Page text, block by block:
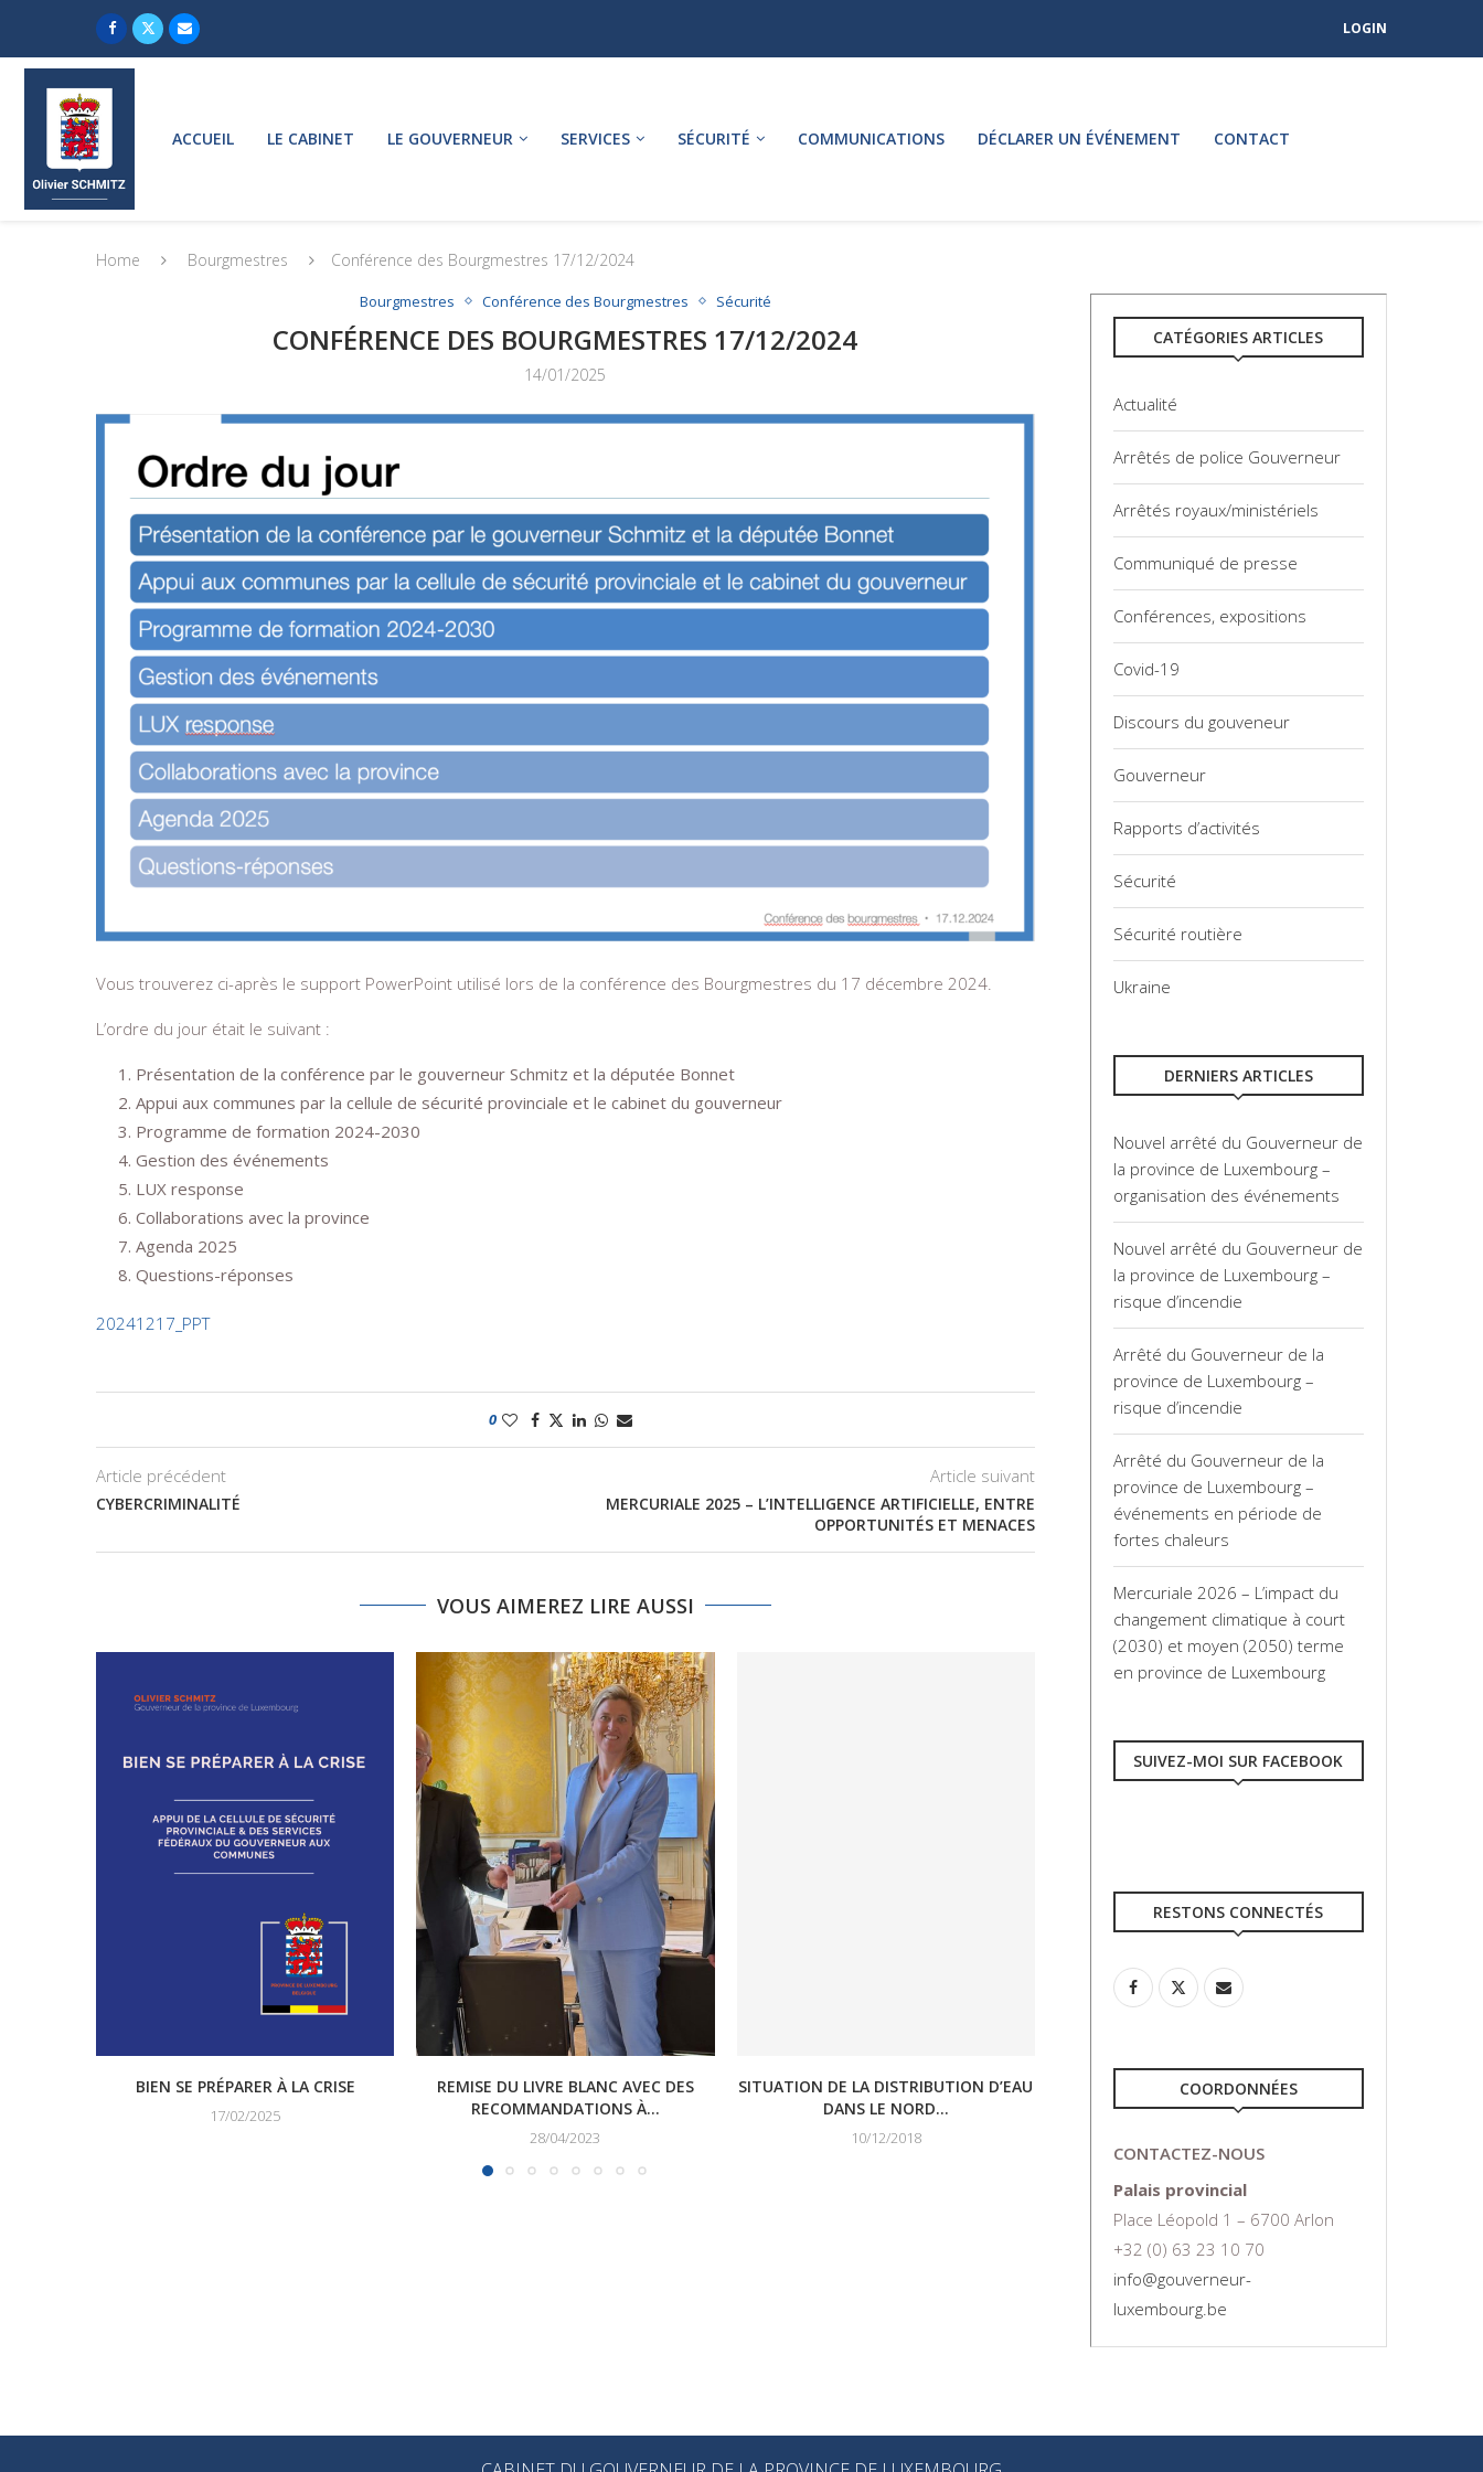
LOGIN
ACCUEIL LE CABINET LE GOUVERNEUR SERVICES SÉCURITÉ COMMUNICATIONS DÉCLARER UN ÉVÉNEMENT CONTACT
Home Bourgmestres Conférence des Bourgmestres 17/12/2024
Bourgmestres Conférence des Bourgmestres Sécurité
CONFÉRENCE DES BOURGMESTRES 17/12/2024
14/01/2025
Vous trouverez ci-après le support PowerPoint utilisé lors de la conférence des Bourgmestres du 17 décembre 2024.
L’ordre du jour était le suivant :
Présentation de la conférence par le gouverneur Schmitz et la députée Bonnet
Appui aux communes par la cellule de sécurité provinciale et le cabinet du gouverneur
Programme de formation 2024-2030
Gestion des événements
LUX response
Collaborations avec la province
Agenda 2025
Questions-réponses
20241217_PPT
0
Article précédent
CYBERCRIMINALITÉ
Article suivant
MERCURIALE 2025 – L’INTELLIGENCE ARTIFICIELLE, ENTRE
OPPORTUNITÉS ET MENACES
VOUS AIMEREZ LIRE AUSSI
BIEN SE PRÉPARER À LA CRISE
17/02/2025
REMISE DU LIVRE BLANC AVEC DES
RECOMMANDATIONS À...
28/04/2023
SITUATION DE LA DISTRIBUTION D’EAU
DANS LE NORD...
10/12/2018
INFORMATION À LA POPULATION SUR
LE PPUI DE...
CATÉGORIES ARTICLES
Actualité
Arrêtés de police Gouverneur
Arrêtés royaux/ministériels
Communiqué de presse
Conférences, expositions
Covid-19
Discours du gouveneur
Gouverneur
Rapports d’activités
Sécurité
Sécurité routière
Ukraine
DERNIERS ARTICLES
Nouvel arrêté du Gouverneur de
la province de Luxembourg –
organisation des événements
Nouvel arrêté du Gouverneur de
la province de Luxembourg –
risque d’incendie
Arrêté du Gouverneur de la
province de Luxembourg –
risque d’incendie
Arrêté du Gouverneur de la
province de Luxembourg –
événements en période de
fortes chaleurs
Mercuriale 2026 – L’impact du
changement climatique à court
(2030) et moyen (2050) terme
en province de Luxembourg
SUIVEZ-MOI SUR FACEBOOK
RESTONS CONNECTÉS
COORDONNÉES
CONTACTEZ-NOUS
Palais provincial
Place Léopold 1 – 6700 Arlon
+32 (0) 63 23 10 70
info@gouverneur-
luxembourg.be